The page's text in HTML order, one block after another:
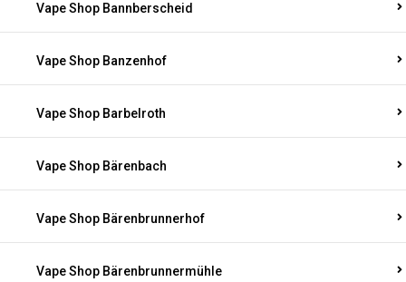
Vape Shop Bannberscheid
Vape Shop Banzenhof
Vape Shop Barbelroth
Vape Shop Bärenbach
Vape Shop Bärenbrunnerhof
Vape Shop Bärenbrunnermühle